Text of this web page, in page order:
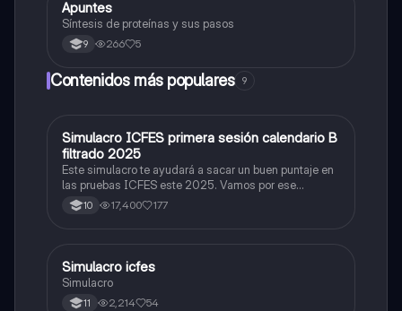
Biologia
Apuntes
Síntesis de proteínas y sus pasos
9 266 5
Contenidos más populares 9
ICFES: Matemáticas
Simulacro ICFES primera sesión calendario B
filtrado 2025
Este simulacro te ayudará a sacar un buen puntaje en
las pruebas ICFES este 2025. Vamos por ese
500/500. Y poder ser admitido en la universidad que
quieras, estudiar la carrera que quieres y no la que te
10 17,400 177
ICFES: Lectura Crítica
Simulacro icfes
Simulacro
11 2,214 54